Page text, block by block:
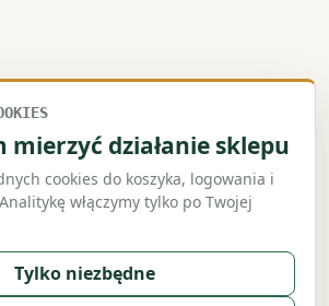
mierzyć działanie sklepu
cookies do koszyka, logowania i
włączymy tylko po Twojej
Tylko niezbędne